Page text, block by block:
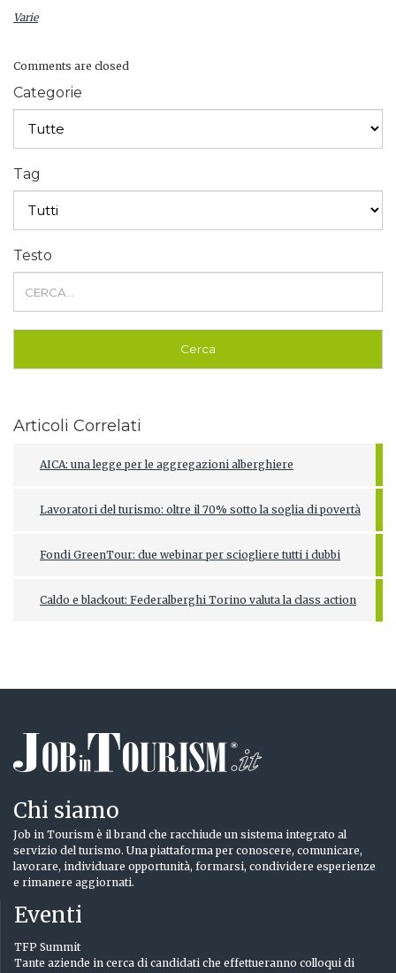
Varie
Comments are closed
Categorie
Tag
Testo
Articoli Correlati
AICA: una legge per le aggregazioni alberghiere
Lavoratori del turismo: oltre il 70% sotto la soglia di povertà
Fondi GreenTour: due webinar per sciogliere tutti i dubbi
Caldo e blackout: Federalberghi Torino valuta la class action
Chi siamo
Job in Tourism è il brand che racchiude un sistema integrato al
servizio del turismo. Una piattaforma per conoscere, comunicare,
lavorare, individuare opportunità, formarsi, condividere esperienze
e rimanere aggiornati.
Eventi
TFP Summit
Tante aziende in cerca di candidati che effettueranno colloqui di